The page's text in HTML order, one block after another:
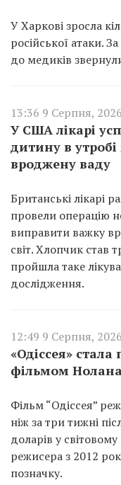
У Харкові зросла
російської атаки.
до медиків
13:36 9 Серпня, 2026
У США лікарі
дитину в
вроджену ваду
Британські лікарі
провели операцію
виправити важку
світ. Хлопчик став
пройшла таке
дослідження.
12:49 9 Серпня, 2026
«Одіссея»
фільмом
Фільм “Одіссея”
ніж за три тижні
доларів у
режисера з 2012
позначку.